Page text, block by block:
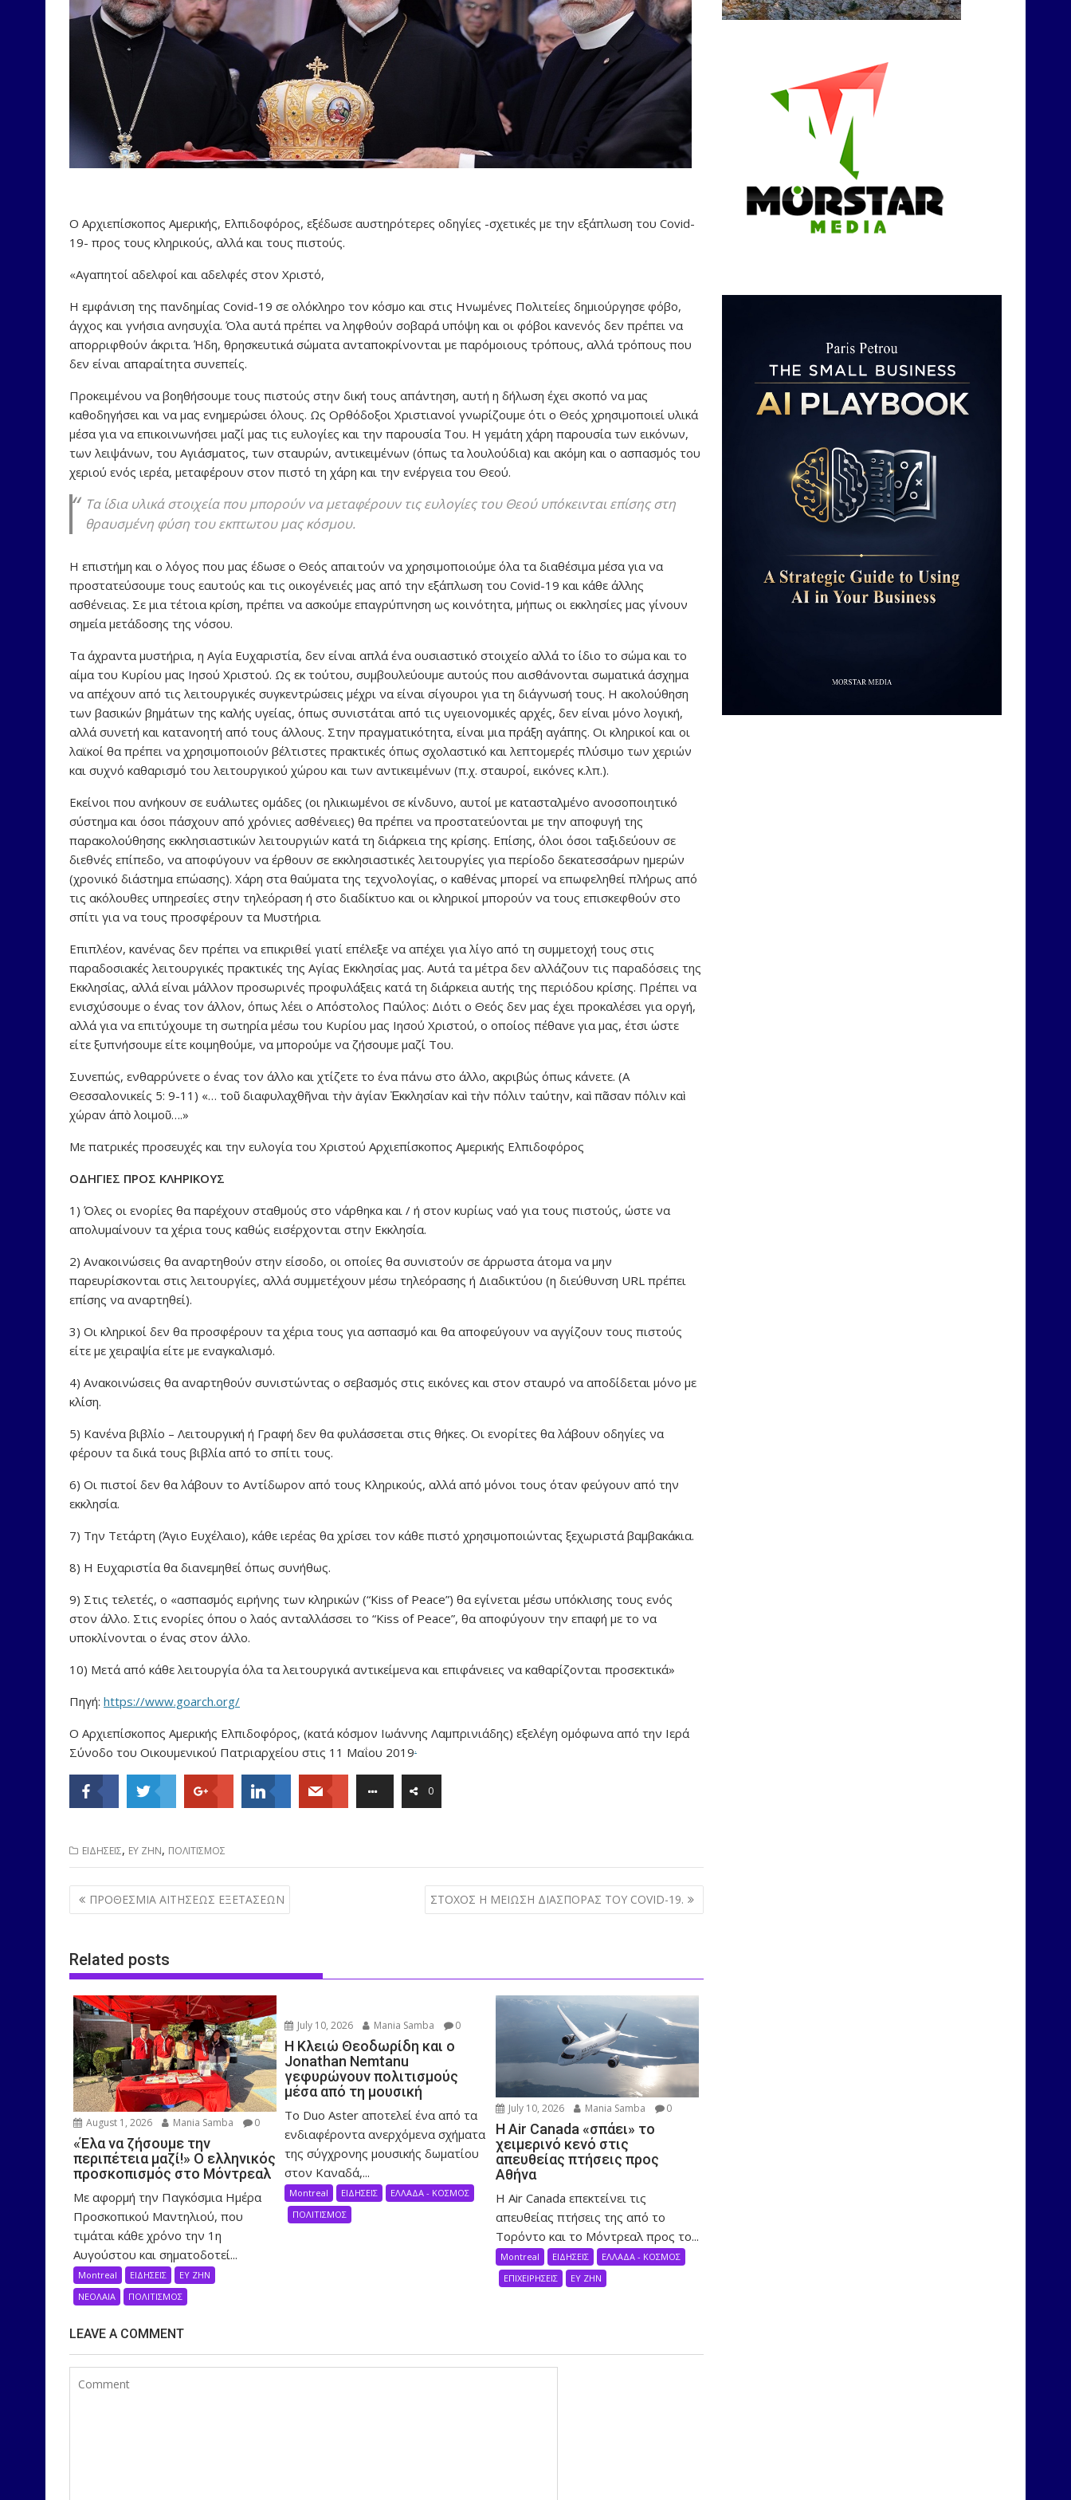
Ο Αρχιεπίσκοπος Αμερικής, Ελπιδοφόρος, εξέδωσε αυστηρότερες οδηγίες -σχετικές με την εξάπλωση του Covid-
19- προς τους κληρικούς, αλλά και τους πιστούς.
«Αγαπητοί αδελφοί και αδελφές στον Χριστό,
Η εμφάνιση της πανδημίας Covid-19 σε ολόκληρο τον κόσμο και στις Ηνωμένες Πολιτείες δημιούργησε φόβο,
άγχος και γνήσια ανησυχία. Όλα αυτά πρέπει να ληφθούν σοβαρά υπόψη και οι φόβοι κανενός δεν πρέπει να
απορριφθούν άκριτα. Ήδη, θρησκευτικά σώματα ανταποκρίνονται με παρόμοιους τρόπους, αλλά τρόπους που
δεν είναι απαραίτητα συνεπείς.
Προκειμένου να βοηθήσουμε τους πιστούς στην δική τους απάντηση, αυτή η δήλωση έχει σκοπό να μας
καθοδηγήσει και να μας ενημερώσει όλους. Ως Ορθόδοξοι Χριστιανοί γνωρίζουμε ότι ο Θεός χρησιμοποιεί υλικά
μέσα για να επικοινωνήσει μαζί μας τις ευλογίες και την παρουσία Του. Η γεμάτη χάρη παρουσία των εικόνων,
των λειψάνων, του Αγιάσματος, των σταυρών, αντικειμένων (όπως τα λουλούδια) και ακόμη και ο ασπασμός του
χεριού ενός ιερέα, μεταφέρουν στον πιστό τη χάρη και την ενέργεια του Θεού.
Τα ίδια υλικά στοιχεία που μπορούν να μεταφέρουν τις ευλογίες του Θεού υπόκεινται επίσης στη
θραυσμένη φύση του εκπτωτου μας κόσμου.
Η επιστήμη και ο λόγος που μας έδωσε ο Θεός απαιτούν να χρησιμοποιούμε όλα τα διαθέσιμα μέσα για να
προστατεύσουμε τους εαυτούς και τις οικογένειές μας από την εξάπλωση του Covid-19 και κάθε άλλης
ασθένειας. Σε μια τέτοια κρίση, πρέπει να ασκούμε επαγρύπνηση ως κοινότητα, μήπως οι εκκλησίες μας γίνουν
σημεία μετάδοσης της νόσου.
Τα άχραντα μυστήρια, η Αγία Ευχαριστία, δεν είναι απλά ένα ουσιαστικό στοιχείο αλλά το ίδιο το σώμα και το
αίμα του Κυρίου μας Ιησού Χριστού. Ως εκ τούτου, συμβουλεύουμε αυτούς που αισθάνονται σωματικά άσχημα
να απέχουν από τις λειτουργικές συγκεντρώσεις μέχρι να είναι σίγουροι για τη διάγνωσή τους. Η ακολούθηση
των βασικών βημάτων της καλής υγείας, όπως συνιστάται από τις υγειονομικές αρχές, δεν είναι μόνο λογική,
αλλά συνετή και κατανοητή από τους άλλους. Στην πραγματικότητα, είναι μια πράξη αγάπης. Οι κληρικοί και οι
λαϊκοί θα πρέπει να χρησιμοποιούν βέλτιστες πρακτικές όπως σχολαστικό και λεπτομερές πλύσιμο των χεριών
και συχνό καθαρισμό του λειτουργικού χώρου και των αντικειμένων (π.χ. σταυροί, εικόνες κ.λπ.).
Εκείνοι που ανήκουν σε ευάλωτες ομάδες (οι ηλικιωμένοι σε κίνδυνο, αυτοί με κατασταλμένο ανοσοποιητικό
σύστημα και όσοι πάσχουν από χρόνιες ασθένειες) θα πρέπει να προστατεύονται με την αποφυγή της
παρακολούθησης εκκλησιαστικών λειτουργιών κατά τη διάρκεια της κρίσης. Επίσης, όλοι όσοι ταξιδεύουν σε
διεθνές επίπεδο, να αποφύγουν να έρθουν σε εκκλησιαστικές λειτουργίες για περίοδο δεκατεσσάρων ημερών
(χρονικό διάστημα επώασης). Χάρη στα θαύματα της τεχνολογίας, ο καθένας μπορεί να επωφεληθεί πλήρως από
τις ακόλουθες υπηρεσίες στην τηλεόραση ή στο διαδίκτυο και οι κληρικοί μπορούν να τους επισκεφθούν στο
σπίτι για να τους προσφέρουν τα Μυστήρια.
Επιπλέον, κανένας δεν πρέπει να επικριθεί γιατί επέλεξε να απέχει για λίγο από τη συμμετοχή τους στις
παραδοσιακές λειτουργικές πρακτικές της Αγίας Εκκλησίας μας. Αυτά τα μέτρα δεν αλλάζουν τις παραδόσεις της
Εκκλησίας, αλλά είναι μάλλον προσωρινές προφυλάξεις κατά τη διάρκεια αυτής της περιόδου κρίσης. Πρέπει να
ενισχύσουμε ο ένας τον άλλον, όπως λέει ο Απόστολος Παύλος: Διότι ο Θεός δεν μας έχει προκαλέσει για οργή,
αλλά για να επιτύχουμε τη σωτηρία μέσω του Κυρίου μας Ιησού Χριστού, ο οποίος πέθανε για μας, έτσι ώστε
είτε ξυπνήσουμε είτε κοιμηθούμε, να μπορούμε να ζήσουμε μαζί Του.
Συνεπώς, ενθαρρύνετε ο ένας τον άλλο και χτίζετε το ένα πάνω στο άλλο, ακριβώς όπως κάνετε. (Α
Θεσσαλονικείς 5: 9-11) «… τοῦ διαφυλαχθῆναι τὴν ἁγίαν Ἐκκλησίαν καὶ τὴν πόλιν ταύτην, καὶ πᾶσαν πόλιν καὶ
χώραν άπὸ λοιμοῦ….»
Με πατρικές προσευχές και την ευλογία του Χριστού Αρχιεπίσκοπος Αμερικής Ελπιδοφόρος
ΟΔΗΓΙΕΣ ΠΡΟΣ ΚΛΗΡΙΚΟΥΣ
1) Όλες οι ενορίες θα παρέχουν σταθμούς στο νάρθηκα και / ή στον κυρίως ναό για τους πιστούς, ώστε να
απολυμαίνουν τα χέρια τους καθώς εισέρχονται στην Εκκλησία.
2) Ανακοινώσεις θα αναρτηθούν στην είσοδο, οι οποίες θα συνιστούν σε άρρωστα άτομα να μην
παρευρίσκονται στις λειτουργίες, αλλά συμμετέχουν μέσω τηλεόρασης ή Διαδικτύου (η διεύθυνση URL πρέπει
επίσης να αναρτηθεί).
3) Οι κληρικοί δεν θα προσφέρουν τα χέρια τους για ασπασμό και θα αποφεύγουν να αγγίζουν τους πιστούς
είτε με χειραψία είτε με εναγκαλισμό.
4) Ανακοινώσεις θα αναρτηθούν συνιστώντας ο σεβασμός στις εικόνες και στον σταυρό να αποδίδεται μόνο με
κλίση.
5) Κανένα βιβλίο – Λειτουργική ή Γραφή δεν θα φυλάσσεται στις θήκες. Οι ενορίτες θα λάβουν οδηγίες να
φέρουν τα δικά τους βιβλία από το σπίτι τους.
6) Οι πιστοί δεν θα λάβουν το Αντίδωρον από τους Κληρικούς, αλλά από μόνοι τους όταν φεύγουν από την
εκκλησία.
7) Την Τετάρτη (Άγιο Ευχέλαιο), κάθε ιερέας θα χρίσει τον κάθε πιστό χρησιμοποιώντας ξεχωριστά βαμβακάκια.
8) Η Ευχαριστία θα διανεμηθεί όπως συνήθως.
9) Στις τελετές, ο «ασπασμός ειρήνης των κληρικών (“Kiss of Peace”) θα εγίνεται μέσω υπόκλισης τους ενός
στον άλλο. Στις ενορίες όπου ο λαός ανταλλάσσει το “Kiss of Peace”, θα αποφύγουν την επαφή με το να
υποκλίνονται ο ένας στον άλλο.
10) Μετά από κάθε λειτουργία όλα τα λειτουργικά αντικείμενα και επιφάνειες να καθαρίζονται προσεκτικά»
Πηγή: https://www.goarch.org/
Ο Αρχιεπίσκοπος Αμερικής Ελπιδοφόρος, (κατά κόσμον Ιωάννης Λαμπρινιάδης) εξελέγη ομόφωνα από την Ιερά
Σύνοδο του Οικουμενικού Πατριαρχείου στις 11 Μαΐου 2019.
0
ΕΙΔΗΣΕΙΣ, ΕΥ ΖΗΝ, ΠΟΛΙΤΙΣΜΟΣ
Post
navigation
ΠΡΟΘΕΣΜΙΑ ΑΙΤΗΣΕΩΣ ΕΞΕΤΑΣΕΩΝ ΣΤΟΧΟΣ Η ΜΕΙΩΣΗ ΔΙΑΣΠΟΡΑΣ ΤΟΥ COVID-19.
Related posts
August 1, 2026 Mania Samba 0
«Έλα να ζήσουμε την
περιπέτεια μαζί!» Ο ελληνικός
προσκοπισμός στο Μόντρεαλ
Με αφορμή την Παγκόσμια Ημέρα
Προσκοπικού Μαντηλιού, που
τιμάται κάθε χρόνο την 1η
Αυγούστου και σηματοδοτεί...
Montreal ΕΙΔΗΣΕΙΣ
ΕΥ ΖΗΝ
ΝΕΟΛΑΙΑ
ΠΟΛΙΤΙΣΜΟΣ
July 10, 2026 Mania Samba 0
Η Κλειώ Θεοδωρίδη και ο
Jonathan Nemtanu
γεφυρώνουν πολιτισμούς
μέσα από τη μουσική
Το Duo Aster αποτελεί ένα από τα
ενδιαφέροντα ανερχόμενα σχήματα
της σύγχρονης μουσικής δωματίου
στον Καναδά,...
Montreal ΕΙΔΗΣΕΙΣ
ΕΛΛΑΔΑ - ΚΟΣΜΟΣ
ΠΟΛΙΤΙΣΜΟΣ
July 10, 2026 Mania Samba 0
Η Air Canada «σπάει» το
χειμερινό κενό στις
απευθείας πτήσεις προς
Αθήνα
Η Air Canada επεκτείνει τις
απευθείας πτήσεις της από το
Τορόντο και το Μόντρεαλ προς το...
Montreal ΕΙΔΗΣΕΙΣ
ΕΛΛΑΔΑ - ΚΟΣΜΟΣ
ΕΠΙΧΕΙΡΗΣΕΙΣ
ΕΥ ΖΗΝ
LEAVE A COMMENT